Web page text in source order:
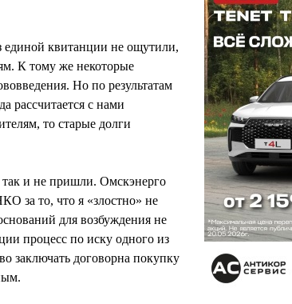
квитанции не ощутили,
К тому же некоторые
Но по результатам
рассчитается с нами
то старые долги
и не пришли. Омскэнерго
за то, что я «злостно» не
для возбуждения не
процесс по иску одного из
заключать договорна покупку